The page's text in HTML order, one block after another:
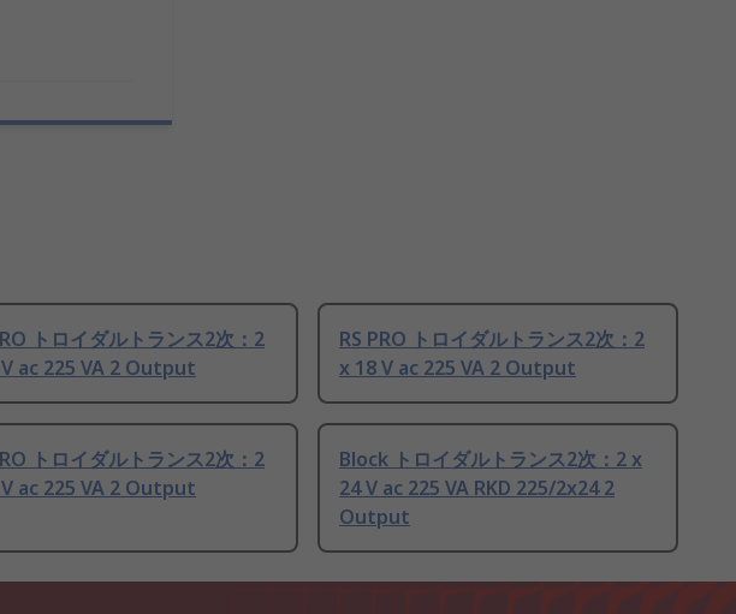
トロイダルトランス2次：2
ac 225 VA 2 Output
RS PRO トロイダルトランス2次：2
x 18 V ac 225 VA 2 Output
トロイダルトランス2次：2
ac 225 VA 2 Output
Block トロイダルトランス2次：2 x
24 V ac 225 VA RKD 225/2x24 2
Output